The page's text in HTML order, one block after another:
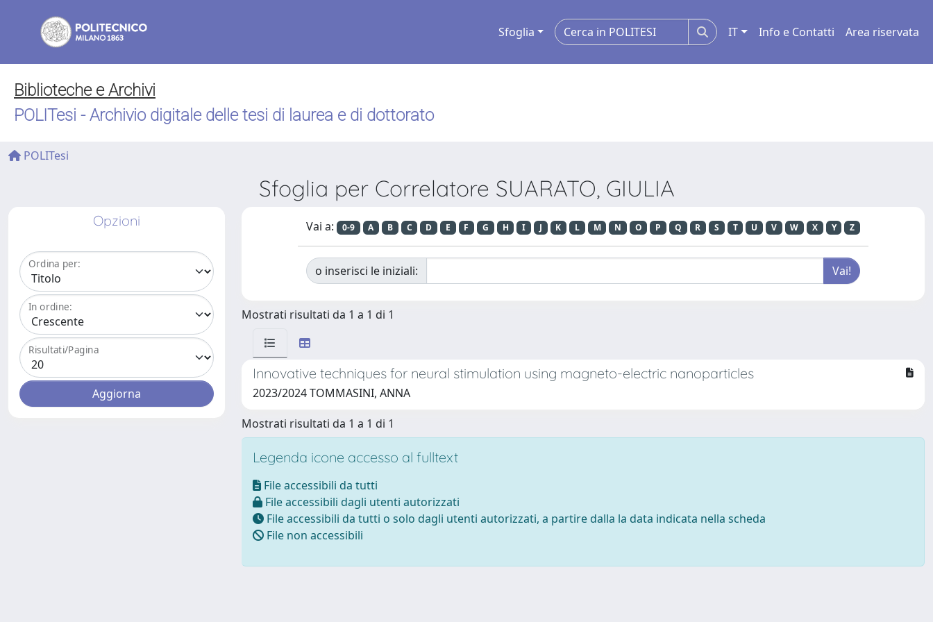
Sfoglia IT Info e Contatti Area riservata
Biblioteche e Archivi
POLITesi - Archivio digitale delle tesi di laurea e di dottorato
POLITesi
Sfoglia per Correlatore SUARATO, GIULIA
Opzioni
Ordina per:
In ordine:
Risultati/Pagina
Vai a: 0-9 A B C D E F G H I J K L M N O P Q R S T U V W X Y Z
o inserisci le iniziali:
Mostrati risultati da 1 a 1 di 1
Innovative techniques for neural stimulation using magneto-electric nanoparticles
2023/2024 TOMMASINI, ANNA
Mostrati risultati da 1 a 1 di 1
Legenda icone accesso al fulltext
File accessibili da tutti
File accessibili dagli utenti autorizzati
File accessibili da tutti o solo dagli utenti autorizzati, a partire dalla la data indicata nella scheda
File non accessibili